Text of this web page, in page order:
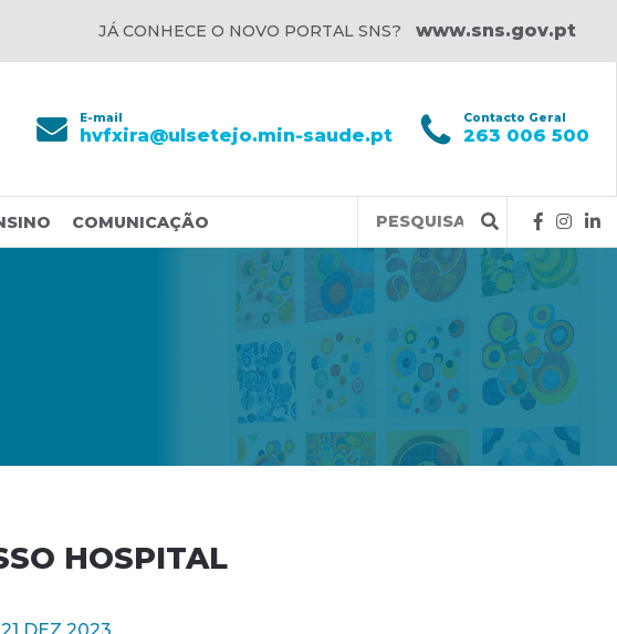
JÁ CONHECE O NOVO PORTAL SNS? www.sns.gov.pt
E-mail
hvfxira@ulsetejo.min-saude.pt
Contacto Geral
263 006 500
COMUNICAÇÃO
Query
HOSPITAL